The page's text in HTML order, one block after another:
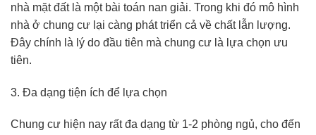
nhà mặt đất là một bài toán nan giải. Trong khi đó mô hình
nhà ở chung cư lại càng phát triển cả về chất lẫn lượng.
Đây chính là lý do đầu tiên mà chung cư là lựa chọn ưu
tiên.
3. Đa dạng tiện ích để lựa chọn
Chung cư hiện nay rất đa dạng từ 1-2 phòng ngủ, cho đến